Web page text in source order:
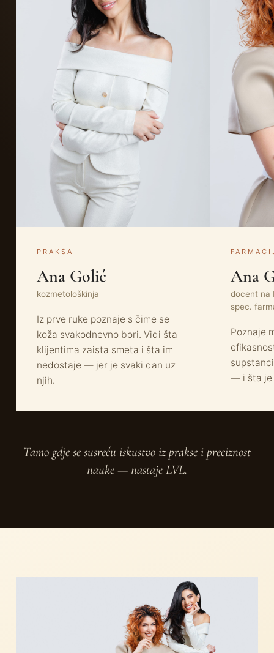
PRAKSA
Ana Golić
kozmetološkinja
Iz prve ruke poznaje s čime se
koža svakodnevno bori. Vidi šta
klijentima zaista smeta i šta im
nedostaje — jer je svaki dan uz
njih.
Ana
docent na
spec.
Poznaje
— i šta je
Tamo gdje se susreću iskustvo iz prakse i preciznost
nauke — nastaje LVL.